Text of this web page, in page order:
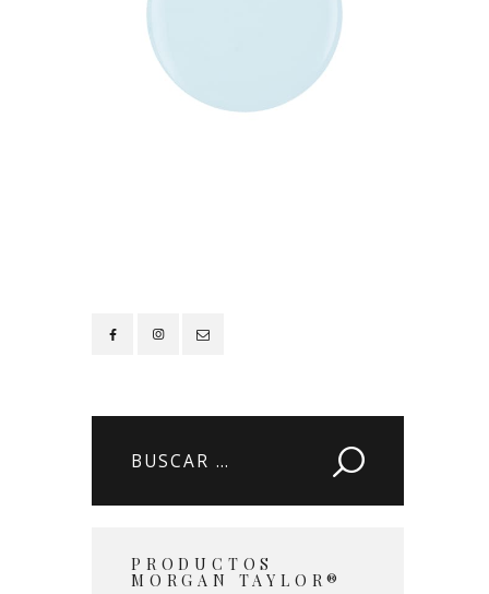
Buscar:
PRODUCTOS
MORGAN TAYLOR®